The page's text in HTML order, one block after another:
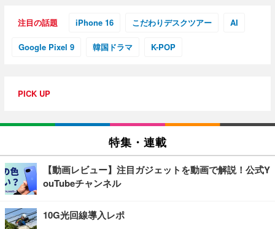
注目の話題 iPhone 16 こだわりデスクツアー AI
Google Pixel 9 韓国ドラマ K-POP
PICK UP
特集・連載
【動画レビュー】注目ガジェットを動画で解説！公式Y
ouTubeチャンネル
10G光回線導入レポ